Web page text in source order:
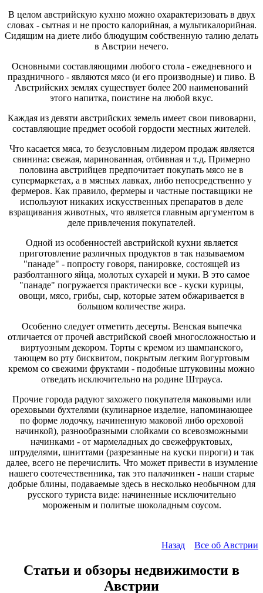
В целом австрийскую кухню можно охарактеризовать в двух
словах - сытная и не просто калорийная, а мультикалорийная.
Сидящим на диете либо блюдущим собственную талию делать
в Австрии нечего.
Основными составляющими любого стола - ежедневного и
праздничного - являются мясо (и его производные) и пиво. В
Австрийских землях существует более 200 наименований
этого напитка, поистине на любой вкус.
Каждая из девяти австрийских земель имеет свои пивоварни,
составляющие предмет особой гордости местных жителей.
Что касается мяса, то безусловным лидером продаж является
свинина: свежая, маринованная, отбивная и т.д. Примерно
половина австрийцев предпочитает покупать мясо не в
супермаркетах, а в мясных лавках, либо непосредственно у
фермеров. Как правило, фермеры и частные поставщики не
используют никаких искусственных препаратов в деле
взращивания животных, что является главным аргументом в
деле привлечения покупателей.
Одной из особенностей австрийской кухни является
приготовление различных продуктов в так называемом
"панаде" - попросту говоря, панировке, состоящей из
разболтанного яйца, молотых сухарей и муки. В это самое
"панаде" погружается практически все - куски курицы,
овощи, мясо, грибы, сыр, которые затем обжаривается в
большом количестве жира.
Особенно следует отметить десерты. Венская выпечка
отличается от прочей австрийской своей многосложностью и
виртуозным декором. Торты с кремом из шампанского,
тающем во рту бисквитом, покрытым легким йогуртовым
кремом со свежими фруктами - подобные штуковины можно
отведать исключительно на родине Штрауса.
Прочие города радуют захожего покупателя маковыми или
ореховыми бухтелями (кулинарное изделие, напоминающее
по форме лодочку, начиненную маковой либо ореховой
начинкой), разнообразными слойками со всевозможными
начинками - от мармеладных до свежефруктовых,
штруделями, шниттами (разрезанные на куски пироги) и так
далее, всего не перечислить. Что может привести в изумление
нашего соотечественника, так это палачинкен - наши старые
добрые блины, подаваемые здесь в несколько необычном для
русского туриста виде: начиненные исключительно
мороженым и политые шоколадным соусом.
Назад Все об Австрии
Статьи и обзоры недвижимости в
Австрии